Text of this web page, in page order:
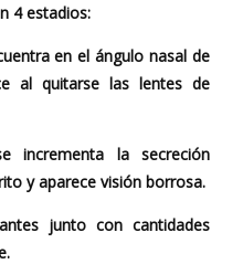
4 estadios:
en el ángulo nasal de
al quitarse las lentes de
incrementa la secreción
y aparece visión borrosa.
junto con cantidades